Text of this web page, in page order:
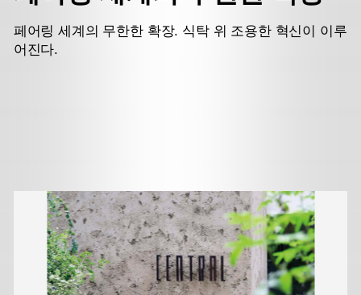
페어링 세계의 무한한 확장. 식탁 위 조용한 혁신이 이루
어진다.